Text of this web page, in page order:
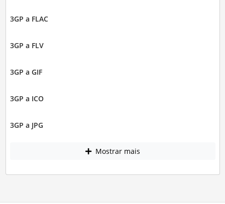
3GP a FLAC
3GP a FLV
3GP a GIF
3GP a ICO
3GP a JPG
Mostrar mais